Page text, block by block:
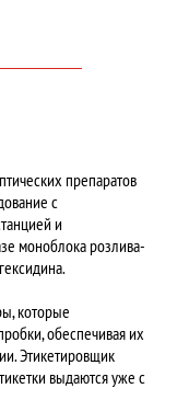
препаратов
с
и
моноблока розлива-
которые
обеспечивая их
Этикетировщик
выдаются уже с